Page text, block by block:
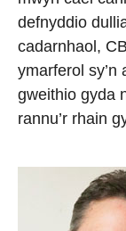
defnyddio
cadarnhaol,
ymarferol sy’n
gweithio gyda
rannu’r rhain